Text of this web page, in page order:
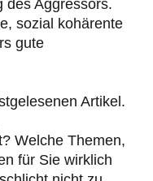
des Aggressors.
sozial kohärente
gute
Artikel.
Welche Themen,
für Sie wirklich